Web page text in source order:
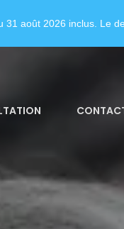
août 2026 inclus. Le